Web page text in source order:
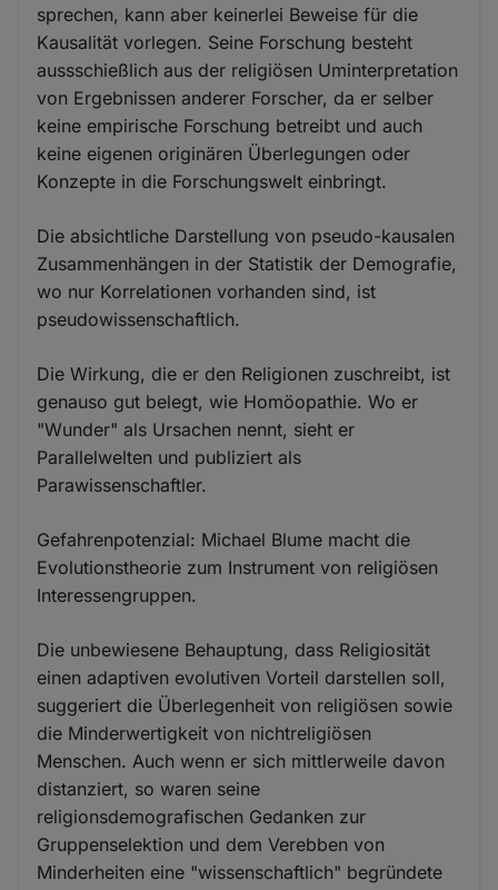
sprechen, kann aber keinerlei Beweise für die
Kausalität vorlegen. Seine Forschung besteht
aussschießlich aus der religiösen Uminterpretation
von Ergebnissen anderer Forscher, da er selber
keine empirische Forschung betreibt und auch
keine eigenen originären Überlegungen oder
Konzepte in die Forschungswelt einbringt.
Die absichtliche Darstellung von pseudo-kausalen
Zusammenhängen in der Statistik der Demografie,
wo nur Korrelationen vorhanden sind, ist
pseudowissenschaftlich.
Die Wirkung, die er den Religionen zuschreibt, ist
genauso gut belegt, wie Homöopathie. Wo er
"Wunder" als Ursachen nennt, sieht er
Parallelwelten und publiziert als
Parawissenschaftler.
Gefahrenpotenzial: Michael Blume macht die
Evolutionstheorie zum Instrument von religiösen
Interessengruppen.
Die unbewiesene Behauptung, dass Religiosität
einen adaptiven evolutiven Vorteil darstellen soll,
suggeriert die Überlegenheit von religiösen sowie
die Minderwertigkeit von nichtreligiösen
Menschen. Auch wenn er sich mittlerweile davon
distanziert, so waren seine
religionsdemografischen Gedanken zur
Gruppenselektion und dem Verebben von
Minderheiten eine "wissenschaftlich" begründete